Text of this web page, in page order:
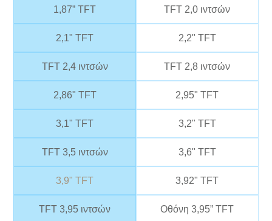
1,87” TFT TFT 2,0 ιντσών
2,1" TFT 2,2" TFT
TFT 2,4 ιντσών TFT 2,8 ιντσών
2,86" TFT 2,95" TFT
3,1" TFT 3,2" TFT
TFT 3,5 ιντσών 3,6" TFT
3,9" TFT 3,92" TFT
TFT 3,95 ιντσών Οθόνη 3,95” TFT